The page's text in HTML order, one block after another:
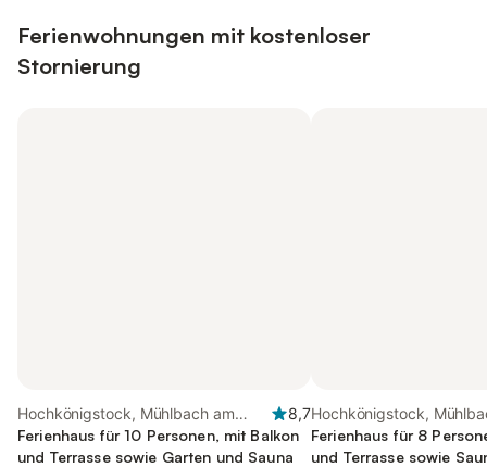
Ferienwohnungen mit kostenloser
Stornierung
Hochkönigstock, Mühlbach am
Hochkönig
8,7
Ferienhaus für 10 Personen, mit Balkon
und Terrasse sowie Garten und Sauna
Hochkönigstock,
Hochkönig
Ferienhaus für 8
und Terrasse sowie